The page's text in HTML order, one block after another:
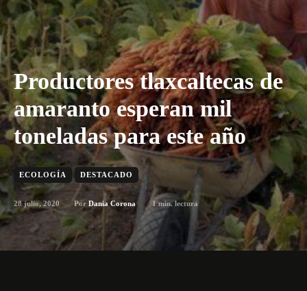
Productores tlaxcaltecas de
amaranto esperan mil
toneladas para este año
ECOLOGÍA DESTACADO
28 julio, 2020 Por Dania Corona 1min. lectura